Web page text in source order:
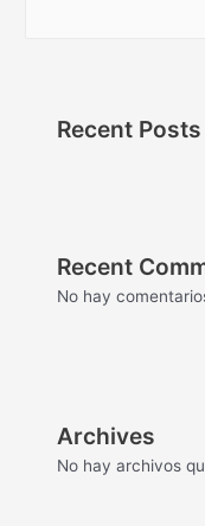
Recent Posts
Recent
No hay
Archives
No hay archivos